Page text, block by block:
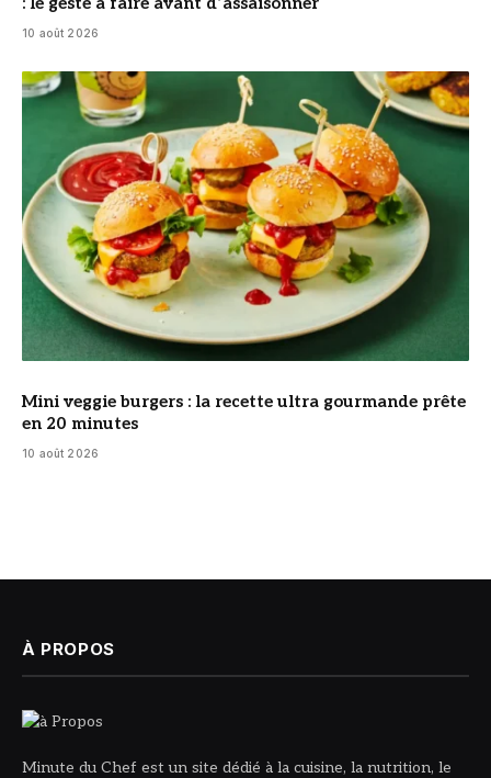
10 août 2026
© DR
Mini veggie burgers : la recette ultra gourmande prête
en 20 minutes
10 août 2026
À PROPOS
Minute du Chef est un site dédié à la cuisine, la nutrition, le